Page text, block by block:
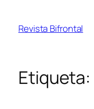
contenido
Revista Bifrontal
Etiqueta: